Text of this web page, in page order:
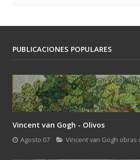
PUBLICACIONES POPULARES
Vincent van Gogh - Olivos
Agosto 07 Vincent van Gogh obras